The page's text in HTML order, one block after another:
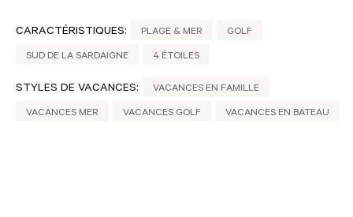
CARACTÉRISTIQUES: PLAGE & MER GOLF
SUD DE LA SARDAIGNE 4 ÉTOILES
STYLES DE VACANCES: VACANCES EN FAMILLE
VACANCES MER VACANCES GOLF VACANCES EN BATEAU